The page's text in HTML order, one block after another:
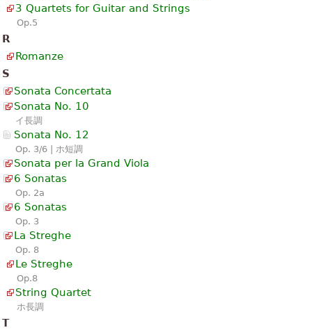
3 Quartets for Guitar and Strings
Op.5
R
Romanze
S
Sonata Concertata
Sonata No. 10
イ長調
Sonata No. 12
Op. 3/6 | ホ短調
Sonata per la Grand Viola
6 Sonatas
Op. 2a
6 Sonatas
Op. 3
La Streghe
Op. 8
Le Streghe
Op.8
String Quartet
ホ長調
T